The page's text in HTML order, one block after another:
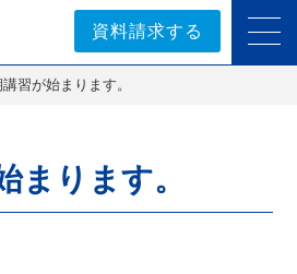
学院｜学習塾
資料請求する
習が始まります。
まります。